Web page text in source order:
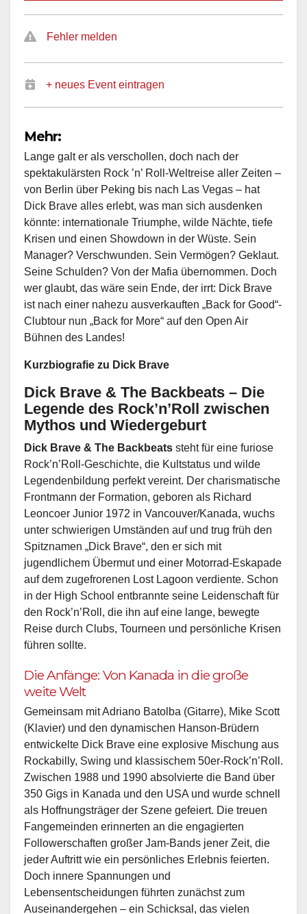
Fehler melden
+ neues Event eintragen
Mehr:
Lange galt er als verschollen, doch nach der
spektakulärsten Rock ’n’ Roll-Weltreise aller Zeiten –
von Berlin über Peking bis nach Las Vegas – hat
Dick Brave alles erlebt, was man sich ausdenken
könnte: internationale Triumphe, wilde Nächte, tiefe
Krisen und einen Showdown in der Wüste. Sein
Manager? Verschwunden. Sein Vermögen? Geklaut.
Seine Schulden? Von der Mafia übernommen. Doch
wer glaubt, das wäre sein Ende, der irrt: Dick Brave
ist nach einer nahezu ausverkauften „Back for Good“-
Clubtour nun „Back for More“ auf den Open Air
Bühnen des Landes!
Kurzbiografie zu Dick Brave
Dick Brave & The Backbeats – Die
Legende des Rock’n’Roll zwischen
Mythos und Wiedergeburt
Dick Brave & The Backbeats steht für eine furiose
Rock’n’Roll-Geschichte, die Kultstatus und wilde
Legendenbildung perfekt vereint. Der charismatische
Frontmann der Formation, geboren als Richard
Leoncoer Junior 1972 in Vancouver/Kanada, wuchs
unter schwierigen Umständen auf und trug früh den
Spitznamen „Dick Brave“, den er sich mit
jugendlichem Übermut und einer Motorrad-Eskapade
auf dem zugefrorenen Lost Lagoon verdiente. Schon
in der High School entbrannte seine Leidenschaft für
den Rock’n’Roll, die ihn auf eine lange, bewegte
Reise durch Clubs, Tourneen und persönliche Krisen
führen sollte.
Die Anfänge: Von Kanada in die große
weite Welt
Gemeinsam mit Adriano Batolba (Gitarre), Mike Scott
(Klavier) und den dynamischen Hanson-Brüdern
entwickelte Dick Brave eine explosive Mischung aus
Rockabilly, Swing und klassischem 50er-Rock’n’Roll.
Zwischen 1988 und 1990 absolvierte die Band über
350 Gigs in Kanada und den USA und wurde schnell
als Hoffnungsträger der Szene gefeiert. Die treuen
Fangemeinden erinnerten an die engagierten
Followerschaften großer Jam-Bands jener Zeit, die
jeder Auftritt wie ein persönliches Erlebnis feierten.
Doch innere Spannungen und
Lebensentscheidungen führten zunächst zum
Auseinandergehen – ein Schicksal, das vielen